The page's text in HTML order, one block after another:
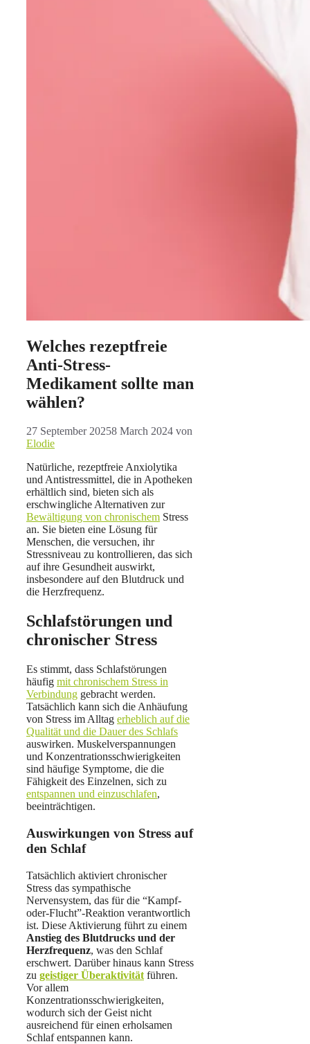
Welches rezeptfreie
Anti-Stress-
Medikament sollte man
wählen?
27 September 20258 March 2024 von
Elodie
Natürliche, rezeptfreie Anxiolytika
und Antistressmittel, die in Apotheken
erhältlich sind, bieten sich als
erschwingliche Alternativen zur
Bewältigung von chronischem Stress
an. Sie bieten eine Lösung für
Menschen, die versuchen, ihr
Stressniveau zu kontrollieren, das sich
auf ihre Gesundheit auswirkt,
insbesondere auf den Blutdruck und
die Herzfrequenz.
Schlafstörungen und
chronischer Stress
Es stimmt, dass Schlafstörungen
häufig mit chronischem Stress in
Verbindung gebracht werden.
Tatsächlich kann sich die Anhäufung
von Stress im Alltag erheblich auf die
Qualität und die Dauer des Schlafs
auswirken. Muskelverspannungen
und Konzentrationsschwierigkeiten
sind häufige Symptome, die die
Fähigkeit des Einzelnen, sich zu
entspannen und einzuschlafen,
beeinträchtigen.
Auswirkungen von Stress auf
den Schlaf
Tatsächlich aktiviert chronischer
Stress das sympathische
Nervensystem, das für die “Kampf-
oder-Flucht”-Reaktion verantwortlich
ist. Diese Aktivierung führt zu einem
Anstieg des Blutdrucks und der
Herzfrequenz, was den Schlaf
erschwert. Darüber hinaus kann Stress
zu geistiger Überaktivität führen.
Vor allem
Konzentrationsschwierigkeiten,
wodurch sich der Geist nicht
ausreichend für einen erholsamen
Schlaf entspannen kann.